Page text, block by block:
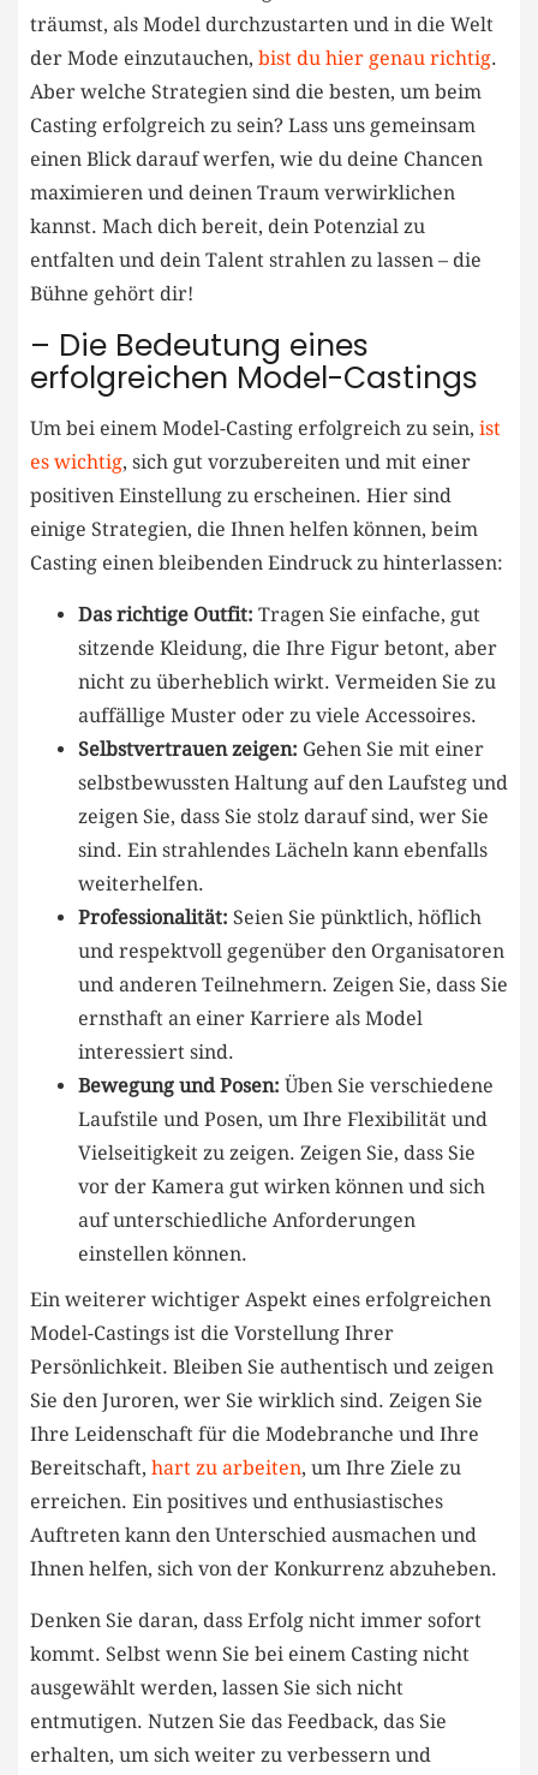
träumst,⁣ als Model durchzustarten und in die Welt
der Mode einzutauchen, bist du hier genau richtig. ​
Aber welche Strategien sind die besten, um beim⁣
Casting erfolgreich zu sein? Lass uns gemeinsam
einen Blick darauf⁣ werfen, wie ⁤du deine Chancen
maximieren‍ und deinen Traum verwirklichen
kannst. Mach dich ⁣bereit, dein Potenzial zu
entfalten und dein Talent strahlen zu ⁢lassen – die
Bühne gehört dir!
– Die Bedeutung eines⁤
erfolgreichen Model-Castings
Um ​bei einem Model-Casting erfolgreich zu sein, ist
es wichtig, sich gut vorzubereiten und ‌mit einer
positiven Einstellung zu erscheinen. Hier sind‌
einige Strategien, die Ihnen helfen können, beim ​
Casting einen bleibenden Eindruck zu hinterlassen:
Das richtige Outfit: Tragen ⁢Sie ‍einfache, gut
sitzende Kleidung, die Ihre​ Figur betont, aber
nicht zu überheblich wirkt. Vermeiden Sie zu
auffällige Muster oder zu viele Accessoires.
Selbstvertrauen zeigen: Gehen Sie mit einer​
selbstbewussten⁤ Haltung auf den Laufsteg und
zeigen Sie, dass Sie stolz‍ darauf sind, wer Sie
sind. Ein strahlendes Lächeln kann ebenfalls‍
weiterhelfen.
Professionalität: Seien Sie ⁢pünktlich, höflich⁤
und respektvoll gegenüber den⁤ Organisatoren
und anderen Teilnehmern. Zeigen Sie, dass Sie
ernsthaft an einer Karriere als Model
interessiert sind.
Bewegung ⁣und Posen: Üben Sie ‌verschiedene
Laufstile und Posen, um Ihre Flexibilität und
Vielseitigkeit zu ​zeigen. Zeigen Sie, dass Sie
vor der Kamera gut wirken⁤ können und ​sich
auf unterschiedliche Anforderungen
einstellen ‍können.
Ein weiterer wichtiger Aspekt ​eines erfolgreichen
Model-Castings⁢ ist die Vorstellung Ihrer
Persönlichkeit. Bleiben ⁣Sie authentisch und zeigen
Sie den Juroren,⁢ wer ​Sie wirklich sind. Zeigen Sie
Ihre Leidenschaft für die Modebranche und Ihre
Bereitschaft, hart zu arbeiten, ⁣um⁤ Ihre Ziele zu
erreichen. Ein positives und enthusiastisches
Auftreten kann den Unterschied‍ ausmachen und
Ihnen ⁢helfen, sich von der Konkurrenz abzuheben.
Denken Sie ⁤daran, dass Erfolg nicht immer sofort
kommt. Selbst wenn Sie ⁤bei einem Casting nicht
ausgewählt werden, lassen Sie sich nicht
entmutigen. Nutzen Sie das ⁤Feedback, das Sie
erhalten, um sich ​weiter zu verbessern und